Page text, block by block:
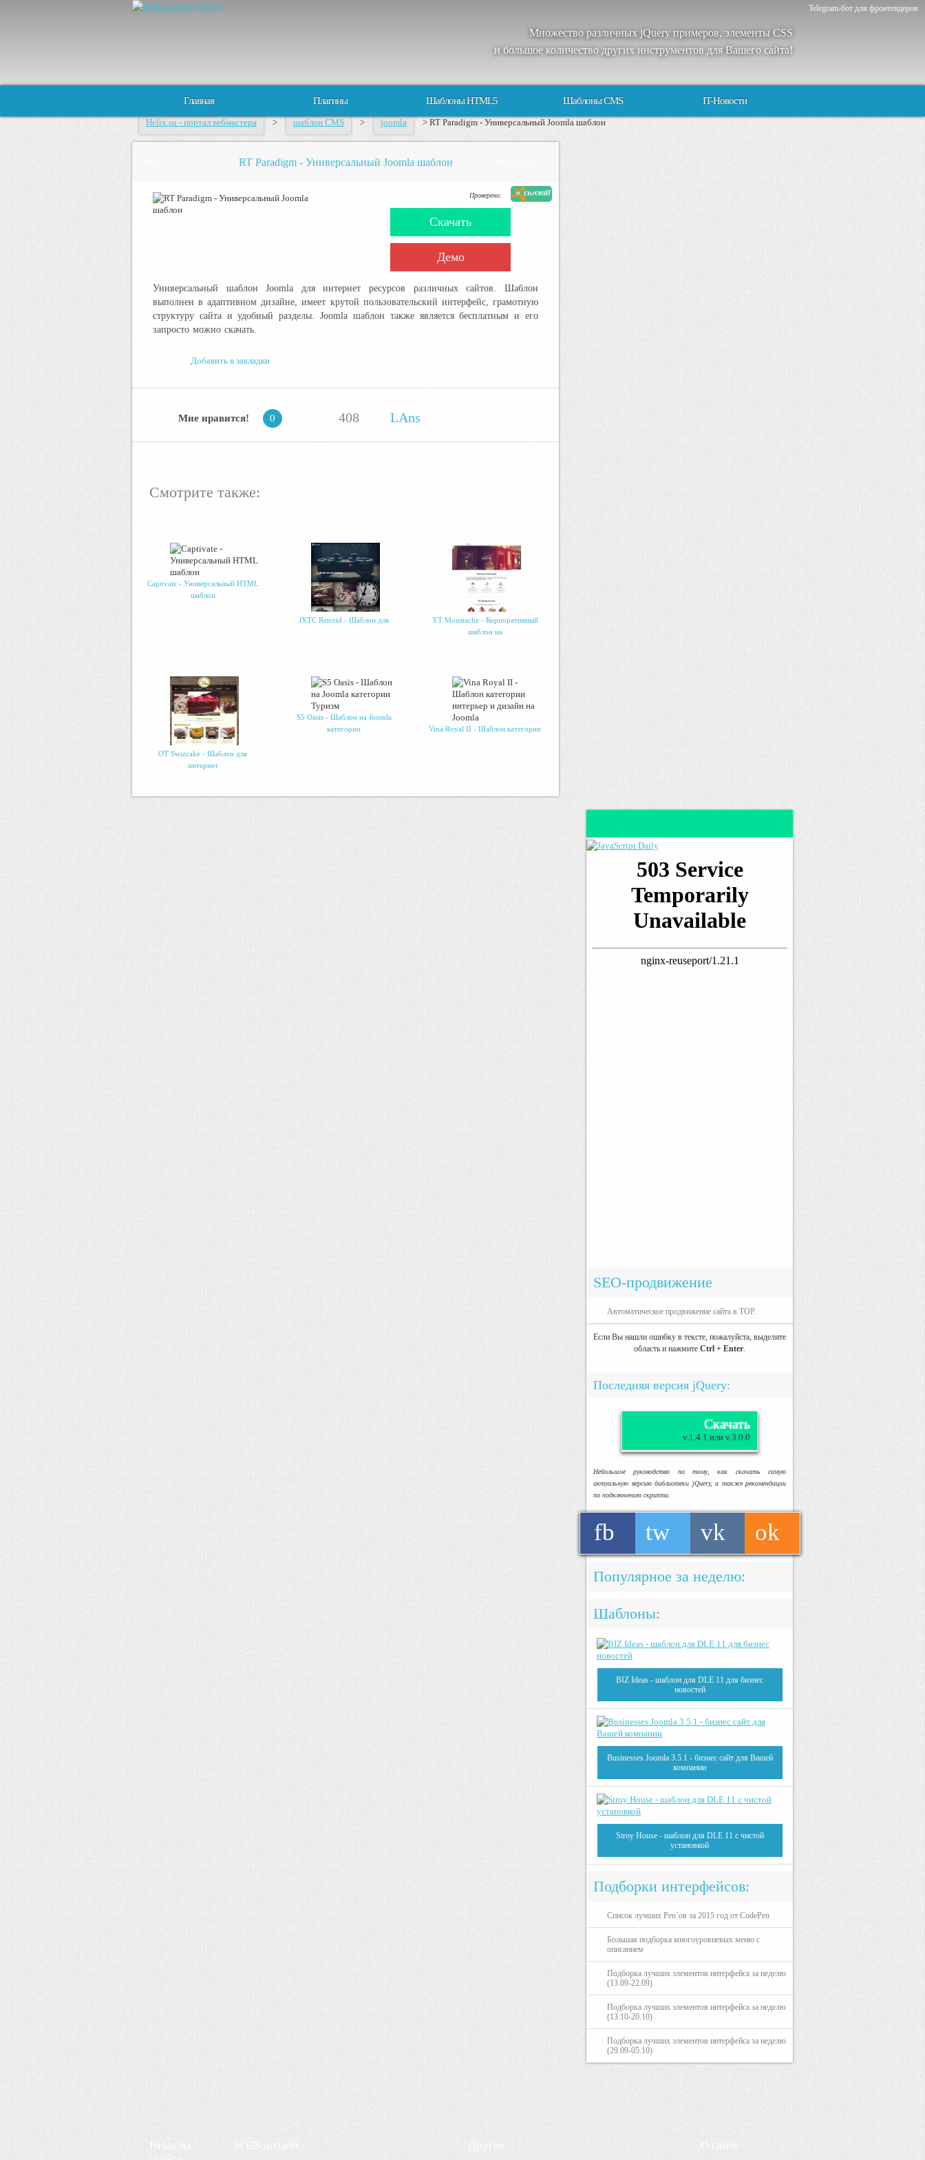
Telegram-бот для фронтендеров
Множество различных jQuery примеров, элементы CSS
и большое количество других инструментов для Вашего сайта!
Главная Плагины Шаблоны HTML5 Шаблоны CMS IT-Новости
Helix.su - портал вебмастера > шаблон CMS > joomla > RT Paradigm - Универсальный Joomla шаблон
RT Paradigm - Универсальный Joomla шаблон
Проверено:
Скачать
Демо
Универсальный шаблон Joomla для интернет ресурсов различных сайтов. Шаблон
выполнен в адаптивном дизайне, имеет крутой пользовательский интерфейс, грамотную
структуру сайта и удобный разделы. Joomla шаблон также является бесплатным и его
запросто можно скачать.
Добавить в закладки
Мне нравится! 0 408 LAns
Смотрите также:
Captivate - Универсальный HTML
шаблон
JXTC Retroid - Шаблон для
YT Moustache - Корпоративный
шаблон на
OT Swizcake - Шаблон для
интернет
S5 Oasis - Шаблон на Joomla
категории
Vina Royal II - Шаблон категории
SEO-продвижение
Автоматическое продвижение сайта в TOP.
Если Вы нашли ошибку в тексте, пожалуйста, выделите
область и нажмите Ctrl + Enter.
Последняя версия jQuery:
Скачать
v.1.4.1 или v.3.0.0
Небольшое руководство по тому, как скачать самую
актуальную версию библиотеки jQuery, а также рекомендации
по подключению скрипта.
fb tw vk ok
Популярное за неделю:
Шаблоны:
BIZ Ideas - шаблон для DLE 11 для бизнес
новостей
Businesses Joomla 3.5.1 - бизнес сайт для Вашей
компании
Stroy House - шаблон для DLE 11 с чистой
установкой
Подборки интерфейсов:
Список лучших Pen`ов за 2015 год от CodePen
Большая подборка многоуровневых меню с
описанием
Подборка лучших элементов интерфейса за неделю
(13.09-22.09)
Подборка лучших элементов интерфейса за неделю
(13.10-20.10)
Подборка лучших элементов интерфейса за неделю
(29.09-05.10)
Разделы
WEB-дизайн Другое О сайте